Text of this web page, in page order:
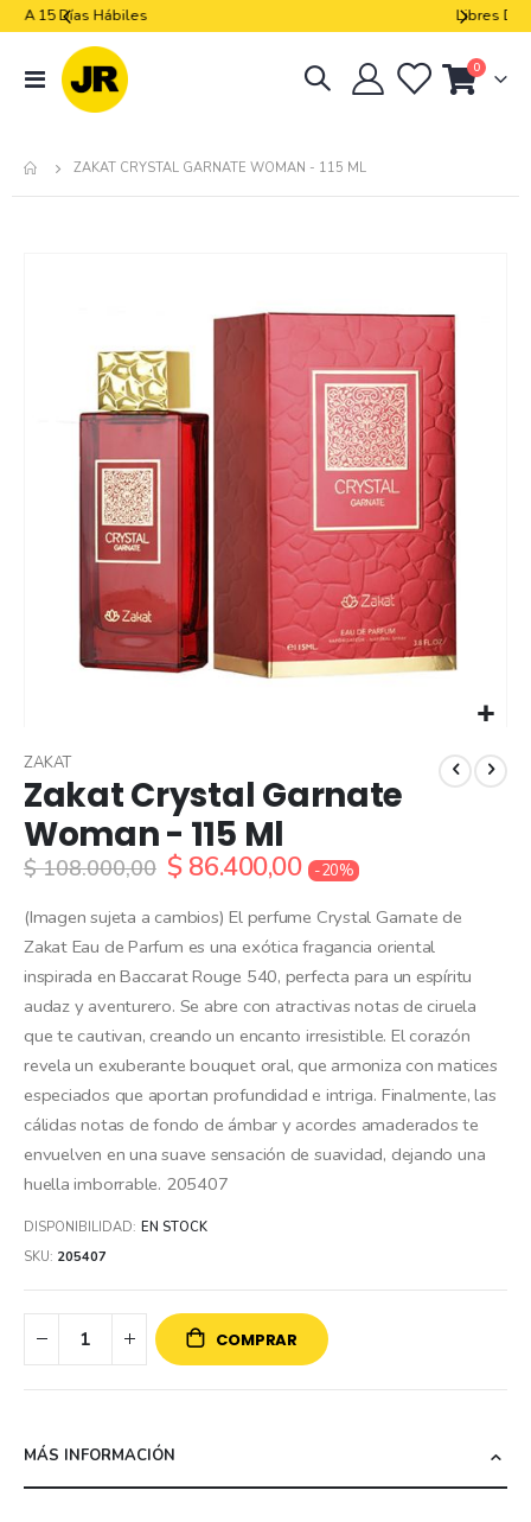
navegación
Cart
0artículos
ZAKAT CRYSTAL GARNATE WOMAN - 115 ML
to
the
beginning
of
the
gallery
Zakat Crystal Garnate
Woman - 115 Ml
ZAKAT
$ 108.000,00 $ 86.400,00 -20%
(Imagen sujeta a cambios) El perfume Crystal Garnate de
Zakat Eau de Parfum es una exótica fragancia oriental
inspirada en Baccarat Rouge 540, perfecta para un espíritu
audaz y aventurero. Se abre con atractivas notas de ciruela
que te cautivan, creando un encanto irresistible. El corazón
revela un exuberante bouquet oral, que armoniza con matices
especiados que aportan profundidad e intriga. Finalmente, las
cálidas notas de fondo de ámbar y acordes amaderados te
envuelven en una suave sensación de suavidad, dejando una
huella imborrable. 205407
DISPONIBILIDAD: EN STOCK
SKU 205407
COMPRAR
MÁS INFORMACIÓN